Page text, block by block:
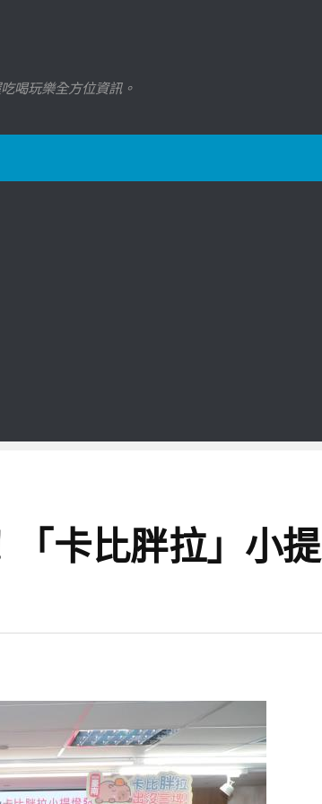
喝玩樂全方位資訊。
「卡比胖拉」小提